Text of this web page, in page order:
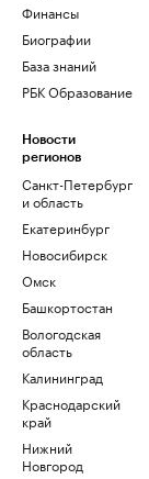
Финансы
Биографии
База знаний
РБК Образование
Новости
регионов
Санкт-Петербург
и область
Екатеринбург
Новосибирск
Омск
Башкортостан
Вологодская
область
Калининград
Краснодарский
край
Нижний
Новгород